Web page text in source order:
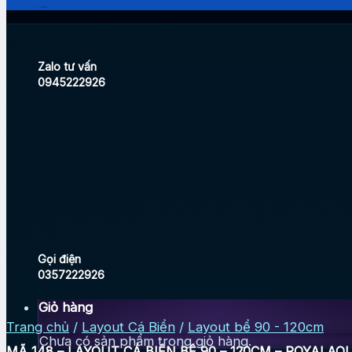
Zalo tư vấn
0945222926
Gọi điện
0357222926
Giỏ hàng
Chưa có sản phẩm trong giỏ hàng.
Trang chủ / Layout Cá Biển / Layout bể 90 - 120cm